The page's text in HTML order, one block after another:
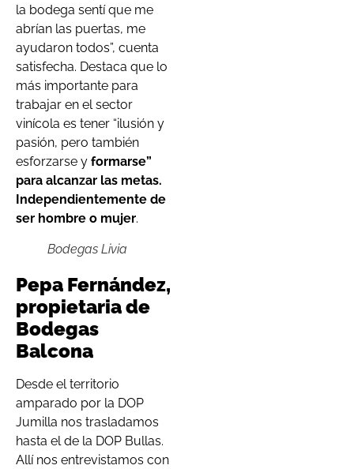
la bodega sentí que me
abrían las puertas, me
ayudaron todos”, cuenta
satisfecha. Destaca que lo
más importante para
trabajar en el sector
vinícola es tener “ilusión y
pasión, pero también
esforzarse y formarse”
para alcanzar las metas.
Independientemente de
ser hombre o mujer.
Bodegas Livia
Pepa Fernández,
propietaria de
Bodegas
Balcona
Desde el territorio
amparado por la DOP
Jumilla nos trasladamos
hasta el de la DOP Bullas.
Allí nos entrevistamos con